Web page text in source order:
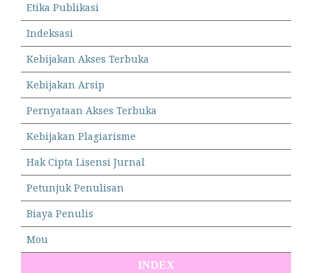
Etika Publikasi
Indeksasi
Kebijakan Akses Terbuka
Kebijakan Arsip
Pernyataan Akses Terbuka
Kebijakan Plagiarisme
Hak Cipta Lisensi Jurnal
Petunjuk Penulisan
Biaya Penulis
Mou
INDEX